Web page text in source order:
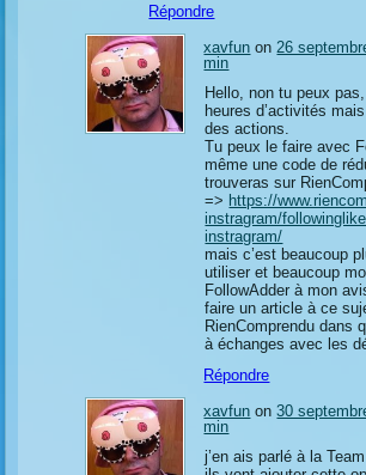
Répondre
xavfun on26
min
Hello, non tu peux
heures d’activités
des actions.
Tu peux le faire avec
même une code de
trouveras sur
=> https://
instragram/
instragram/
mais c’est beaucoup
utiliser et beaucoup
FollowAdder à mon
faire un article à ce
RienComprendu dans
à échanges avec les
Répondre
xavfun on30
min
j’en ais parlé à la